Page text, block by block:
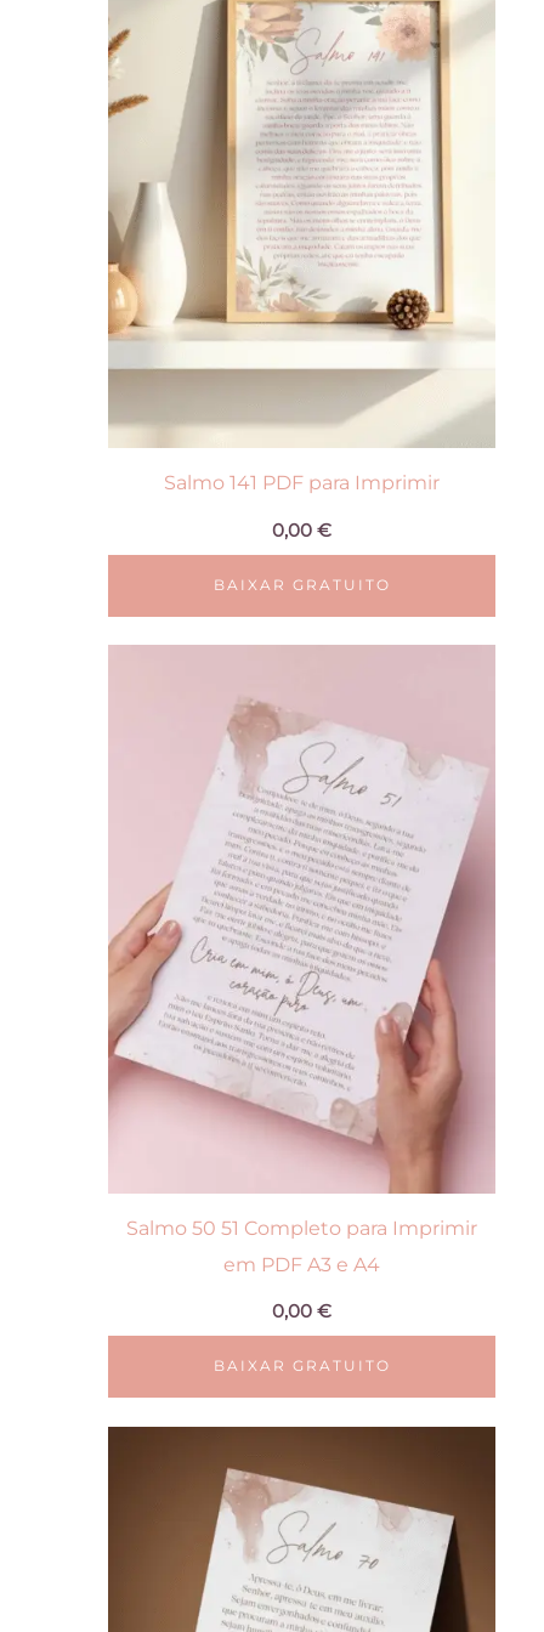
várias
variantes.
As
opções
podem
ser
escolhidas
na
página
do
produto
Salmo 141 PDF para Imprimir
0,00€
BAIXAR GRATUITO
Salmo 50 51 Completo para Imprimir
em PDF A3 e A4
0,00€
BAIXAR GRATUITO